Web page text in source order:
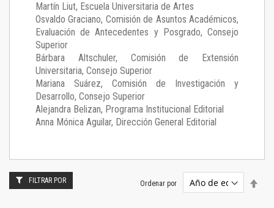
Martín Liut, Escuela Universitaria de Artes
Osvaldo Graciano, Comisión de Asuntos Académicos,
Evaluación de Antecedentes y Posgrado, Consejo
Superior
Bárbara Altschuler, Comisión de Extensión
Universitaria, Consejo Superior
Mariana Suárez, Comisión de Investigación y
Desarrollo, Consejo Superior
Alejandra Belizan, Programa Institucional Editorial
Anna Mónica Aguilar, Dirección General Editorial
Ordenar por
FILTRAR POR